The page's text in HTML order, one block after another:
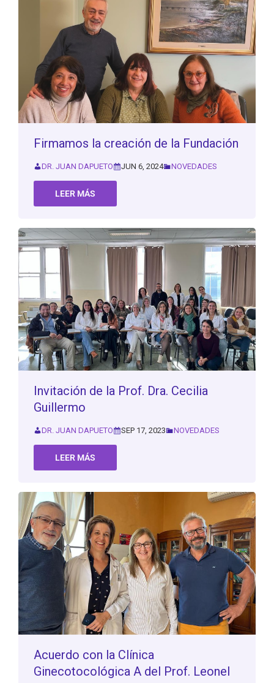
Firmamos la creación de la Fundación
DR. JUAN DAPUETO JUN 6, 2024 NOVEDADES
LEER MÁS
Invitación de la Prof. Dra. Cecilia
Guillermo
DR. JUAN DAPUETO SEP 17, 2023 NOVEDADES
LEER MÁS
Acuerdo con la Clínica
Ginecotocológica A del Prof. Leonel